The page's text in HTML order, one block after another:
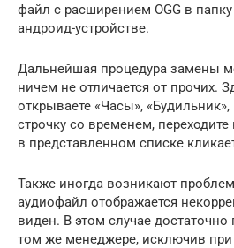
файл с расширением OGG в
андроид-устройстве.
Дальнейшая процедура замены
ничем не отличается от прочих.
открываете «Часы»,
строчку со временем,
в представленном списке
Также иногда возникают
аудиофайл отображается
виден. В этом случае достаточно
том же менеджере, исключив